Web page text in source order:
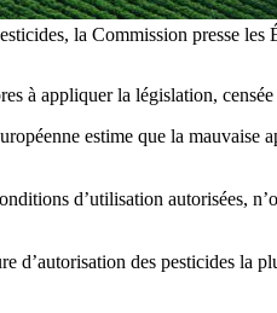
la Commission presse les
à appliquer la législation,
estime que la mauvaise
d’utilisation autorisées,
d’autorisation des pesticides la